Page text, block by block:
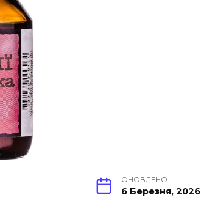
ОНОВЛЕНО
6 Березня, 2026